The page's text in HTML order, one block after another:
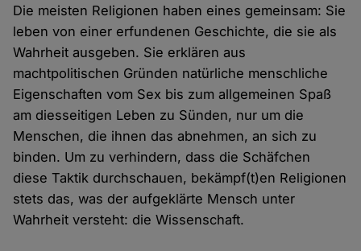
Die meisten Religionen haben eines gemeinsam: Sie
leben von einer erfundenen Geschichte, die sie als
Wahrheit ausgeben. Sie erklären aus
machtpolitischen Gründen natürliche menschliche
Eigenschaften vom Sex bis zum allgemeinen Spaß
am diesseitigen Leben zu Sünden, nur um die
Menschen, die ihnen das abnehmen, an sich zu
binden. Um zu verhindern, dass die Schäfchen
diese Taktik durchschauen, bekämpf(t)en Religionen
stets das, was der aufgeklärte Mensch unter
Wahrheit versteht: die Wissenschaft.